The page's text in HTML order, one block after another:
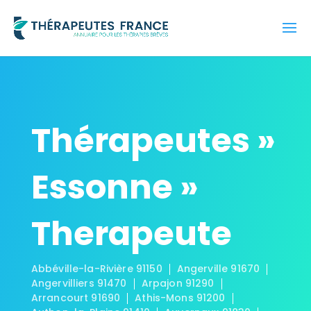
Thérapeutes »
Essonne »
Therapeute
Abbéville-la-Rivière 91150
Angerville 91670
Angervilliers 91470
Arpajon 91290
Arrancourt 91690
Athis-Mons 91200